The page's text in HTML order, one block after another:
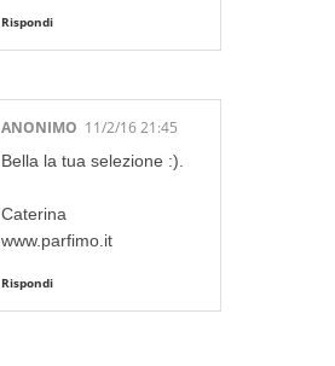
Rispondi
ANONIMO 11/2/16 21:45
Bella la tua selezione :).
Caterina
www.parfimo.it
Rispondi